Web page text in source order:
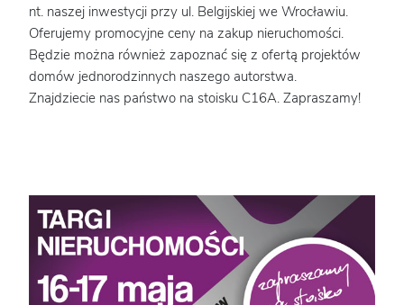
nt. naszej inwestycji przy ul. Belgijskiej we Wrocławiu.
Oferujemy promocyjne ceny na zakup nieruchomości.
Będzie można również zapoznać się z ofertą projektów
domów jednorodzinnych naszego autorstwa.
Znajdziecie nas państwo na stoisku C16A. Zapraszamy!